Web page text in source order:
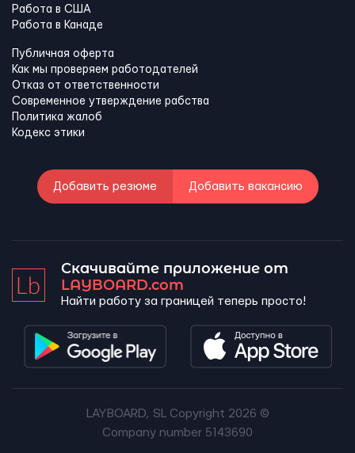
Работа в США
Работа в Канадe
Публичная оферта
Как мы проверяем работодателей
Отказ от ответственности
Современное утверждение рабства
Политика жалоб
Кодекс этики
Добавить резюме Добавить вакансию
Скачивайте приложение от
LAYBOARD.com
Найти работу за границей теперь просто!
LAYBOARD, SL Copyright 2026 ©
Company number 5143690